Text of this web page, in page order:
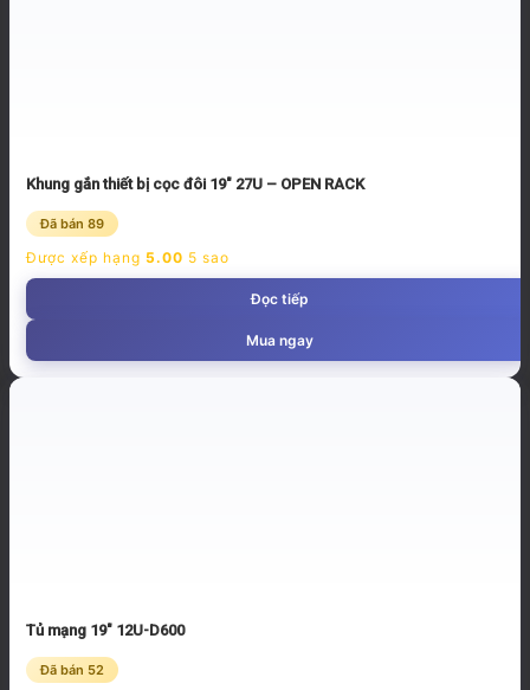
Khung gắn thiết bị cọc đôi 19″ 27U – OPEN RACK
Đã bán 89
Được xếp hạng 5.00 5 sao
Đọc tiếp
Mua ngay
Tủ mạng 19″ 12U-D600
Đã bán 52